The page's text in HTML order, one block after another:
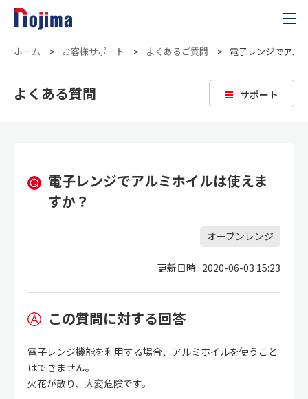
ホーム > お客様サポート > よくあるご質問 > 電子レンジでアル
サポート
よくある質問
電子レンジでアルミホイルは使えま
すか？
オーブンレンジ
更新日時 : 2020-06-03 15:23
この質問に対する回答
電子レンジ機能を利用する場合、アルミホイルを使うこと
はできません。
火花が散り、大変危険です。